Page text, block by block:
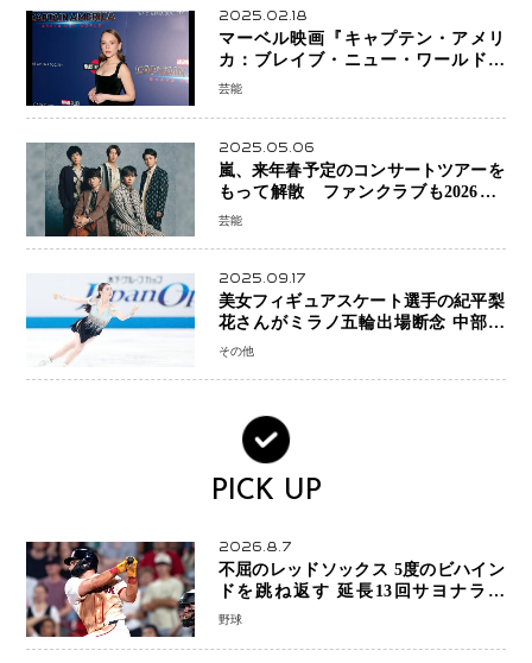
2025.02.18
マーベル映画『キャプテン・アメリ
カ：ブレイブ・ニュー・ワールド』
新ブラック・ウィドウ役のシラ・ハー
芸能
2025.05.06
嵐、来年春予定のコンサートツアーを
もって解散 ファンクラブも2026年5
月末で活動終了
芸能
2025.09.17
美女フィギュアスケート選手の紀平梨
花さんがミラノ五輪出場断念 中部選
手権欠場を発表「安全最優先の判断」
その他
PICK UP
2026.8.7
不屈のレッドソックス 5度のビハイン
ドを跳ね返す 延長13回サヨナラ勝
ち 吉田正尚選手も2安打1打点で貢献 4
野球